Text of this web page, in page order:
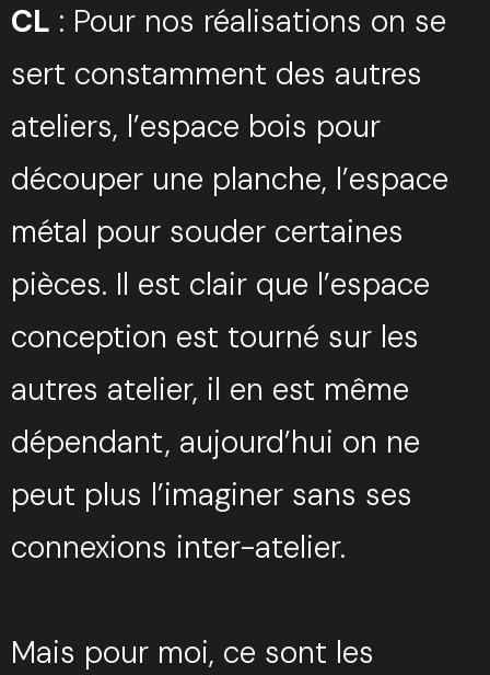
CL : Pour nos réalisations on se
sert constamment des autres
ateliers, l’espace bois pour
découper une planche, l’espace
métal pour souder certaines
pièces. Il est clair que l’espace
conception est tourné sur les
autres atelier, il en est même
dépendant, aujourd’hui on ne
peut plus l’imaginer sans ses
connexions inter-atelier.
Mais pour moi, ce sont les